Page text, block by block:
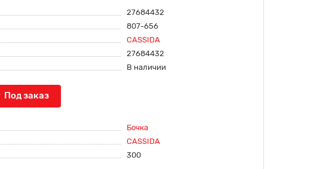
27684432
807-656
CASSIDA
27684432
В наличии
Под заказ
Бочка
CASSIDA
300